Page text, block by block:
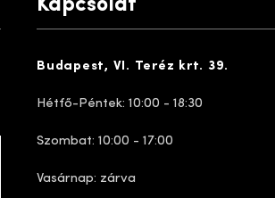
Kapcsolat
Budapest, VI. Teréz krt. 39.
Hétfő-Péntek: 10:00 - 18:30
Szombat: 10:00 - 17:00
Vasárnap: zárva